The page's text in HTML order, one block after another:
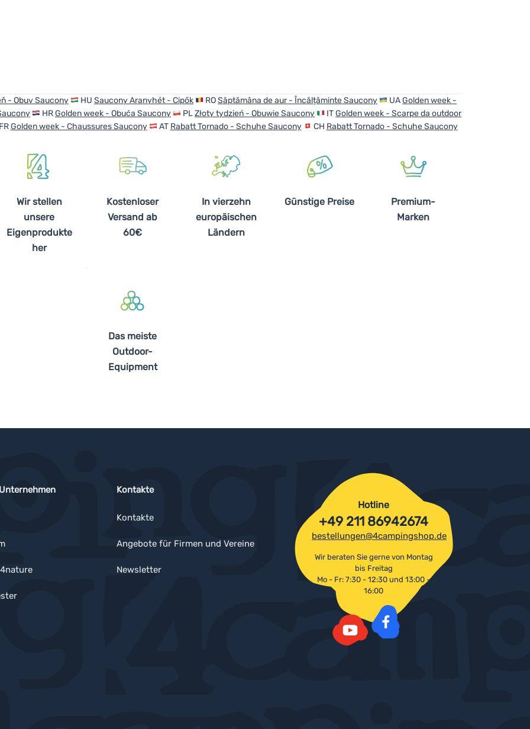
- Obuv Saucony HU Saucony Aranyhét - Cipők ROSăptămâna de aur - Încălțăminte Saucony UAGolden week -
HRGolden week - Obuća Saucony PLZłoty tydzień - Obuwie Saucony ITGolden week - Scarpe da outdoor
FRGolden week - Chaussures Saucony AT Rabatt Tornado - Schuhe Saucony CH Rabatt Tornado - Schuhe Saucony
Wir stellen
unsere
Eigenprodukte
her
Kostenloser
Versand ab
60€
In vierzehn
europäischen
Ländern
Günstige Preise
Premium-
Marken
Das meiste
Outdoor-
Equipment
Kontakte
Kontakte
Angebote für Firmen und Vereine
Newsletter
Hotline
+49 211 86942674
bestellungen@4campingshop.de
Wir beraten Sie gerne von Montag
bis Freitag
Mo - Fr: 7:30 - 12:30 und 13:00 -
16:00